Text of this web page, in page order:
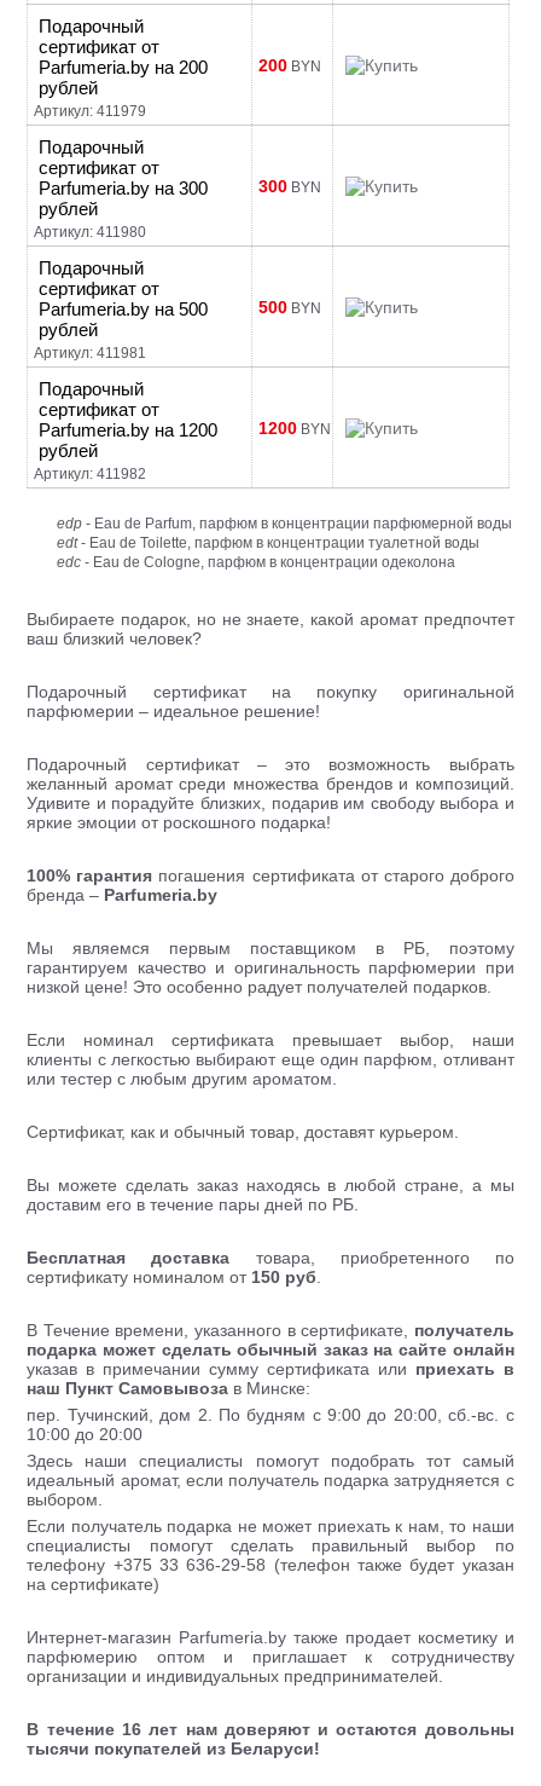
Подарочный
сертификат от
Parfumeria.by на 200
рублей
Артикул: 411979
200 BYN
Подарочный
сертификат от
Parfumeria.by на 300
рублей
Артикул: 411980
300 BYN
Подарочный
сертификат от
Parfumeria.by на 500
рублей
Артикул: 411981
500 BYN
Подарочный
сертификат от
Parfumeria.by на 1200
рублей
Артикул: 411982
1200 BYN
edp - Eau de Parfum, парфюм в концентрации парфюмерной воды
edt- Eau de Toilette, парфюм в концентрации туалетной воды
edc - Eau de Cologne, парфюм в концентрации одеколона
Выбираете подарок, но не знаете, какой аромат предпочтет
ваш близкий человек?
Подарочный сертификат на покупку оригинальной
парфюмерии – идеальное решение!
Подарочный сертификат – это возможность выбрать
желанный аромат среди множества брендов и композиций.
Удивите и порадуйте близких, подарив им свободу выбора и
яркие эмоции от роскошного подарка!
100% гарантия погашения сертификата от старого доброго
бренда – Parfumeria.by
Мы являемся первым поставщиком в РБ, поэтому
гарантируем качество и оригинальность парфюмерии при
низкой цене! Это особенно радует получателей подарков.
Если номинал сертификата превышает выбор, наши
клиенты с легкостью выбирают еще один парфюм, отливант
или тестер с любым другим ароматом.
Сертификат, как и обычный товар, доставят курьером.
Вы можете сделать заказ находясь в любой стране, а мы
доставим его в течение пары дней по РБ.
Бесплатная доставка товара, приобретенного по
сертификату номиналом от 150 руб
В Течение времени, указанного в сертификате, получатель
подарка может сделать обычный заказ на сайте онлайн
указав в примечании сумму сертификата или приехать в
наш Пункт Самовывоза в Минске:
пер. Тучинский, дом 2. По будням с 9:00 до 20:00, сб.-вс. с
10:00 до 20:00
Здесь наши специалисты помогут подобрать тот самый
идеальный аромат, если получатель подарка затрудняется с
выбором.
Если получатель подарка не может приехать к нам, то наши
специалисты помогут сделать правильный выбор по
телефону +375 33 636-29-58 (телефон также будет указан
на сертификате)
Интернет-магазин Parfumeria.by также продает косметику и
парфюмерию оптом и приглашает к сотрудничеству
организации и индивидуальных предпринимателей.
В течение 16 лет нам доверяют и остаются довольны
тысячи покупателей из Беларуси!